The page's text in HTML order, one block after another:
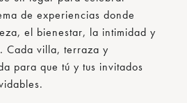
de experiencias donde
el bienestar, la intimidad y
Cada villa, terraza y
para que tú y tus invitados